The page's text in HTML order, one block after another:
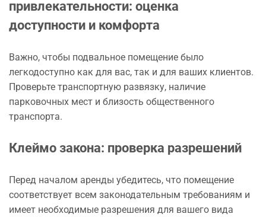
привлекательности: оценка
доступности и комфорта
Важно, чтобы подвальное помещение было
легкодоступно как для вас, так и для ваших клиентов.
Проверьте транспортную развязку, наличие
парковочных мест и близость общественного
транспорта.
Клеймо закона: проверка разрешений
Перед началом аренды убедитесь, что помещение
соответствует всем законодательным требованиям и
имеет необходимые разрешения для вашего вида